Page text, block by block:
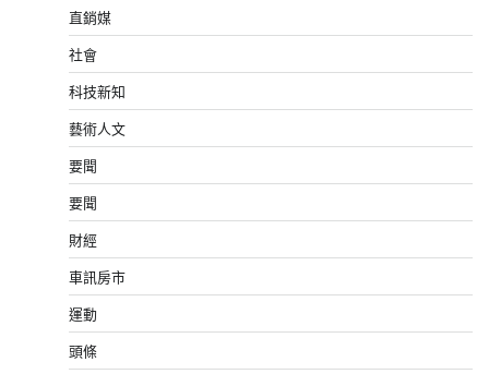
直銷媒
社會
科技新知
藝術人文
要聞
要聞
財經
車訊房市
運動
頭條